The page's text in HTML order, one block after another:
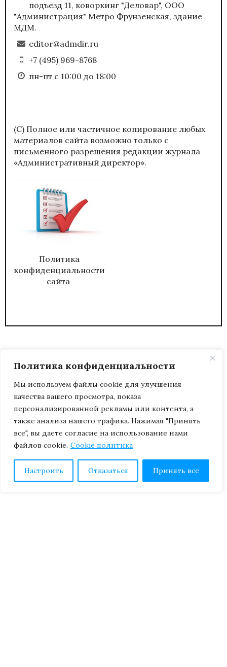
Политика конфиденциальности
Мы используем файлы cookie для улучшения
качества вашего просмотра, показа
персонализированной рекламы или контента, а
также анализа нашего трафика. Нажимая "Принять
все", вы даете согласие на использование нами
файлов cookie. Cookie политика
Настроить Отказаться Принять все
подъезд 11, коворкинг "Деловар", ООО
"Администрация" Метро Фрунзенская, здание
МДМ.
editor@admdir.ru
+7 (495) 969-8768
пн-пт с 10:00 до 18:00
(С) Полное или частичное копирование любых
материалов сайта возможно только с
письменного разрешения редакции журнала
«Административный директор».
Политика
конфиденциальности
сайта
ДИРЕКТОР.